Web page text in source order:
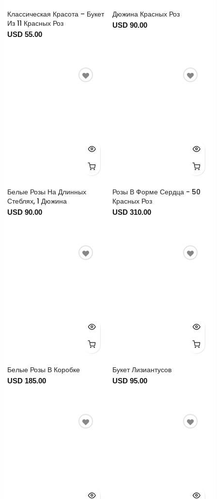
Классическая Красота – Букет
Из 11 Красных Роз
USD 55.00
Дюжина Красных Роз
USD 90.00
Белые Розы На Длинных
Стеблях, 1 Дюжина
USD 90.00
Розы В Форме Сердца - 50
Красных Роз
USD 310.00
Белые Розы В Коробке
USD 185.00
Букет Лизиантусов
USD 95.00